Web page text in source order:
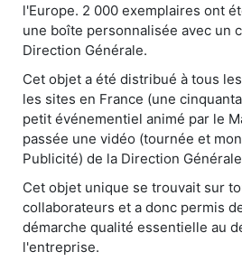
l'Europe. 2 000 exemplaires ont
une boîte personnalisée avec un
Direction Générale.
Cet objet a été distribué à tous
les sites en France (une
petit événementiel animé par le
passée une vidéo (tournée et
Publicité) de la Direction
Cet objet unique se trouvait sur
collaborateurs et a donc permis
démarche qualité essentielle au
l'entreprise.